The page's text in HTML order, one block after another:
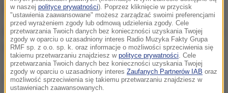
strażackich wozów i około 100 strażaków.
Przyczyny pojawienia się ognia ani straty po pożarze
na razie nie są znane.
Dalsza część artykułu pod materiałem video:
w naszej polityce prywatności). Poprzez kliknięcie w przycisk
"ustawienia zaawansowane" możesz zarządzać swoimi preferencjami
przed wyrażeniem zgody lub odmową udzielenia zgody. Cele
przetwarzania Twoich danych bez konieczności uzyskania Twojej
zgody w oparciu o uzasadniony interes Radio Muzyka Fakty Grupa
RMF sp. z o.o. sp. k. oraz informacje o możliwości sprzeciwienia się
takiemu przetwarzaniu znajdziesz w polityce prywatności. Cele
przetwarzania Twoich danych bez konieczności uzyskania Twojej
zgody w oparciu o uzasadniony interes Zaufanych Partnerów IAB oraz
możliwość sprzeciwienia się takiemu przetwarzaniu znajdziesz w
ustawieniach zaawansowanych.